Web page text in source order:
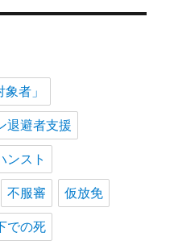
者」
退避者支援
ンスト
不服審 仮放免
での死